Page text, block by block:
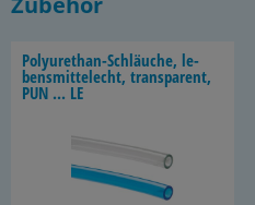
Polyurethan-​Schläuche, le­
bens­mit­tel­echt, trans­pa­rent,
PUN ... LE